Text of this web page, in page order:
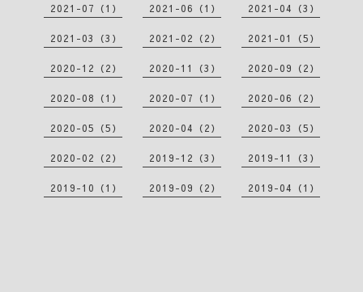
2021-07（1） 2021-06（1） 2021-04（3）
2021-03（3） 2021-02（2） 2021-01（5）
2020-12（2） 2020-11（3） 2020-09（2）
2020-08（1） 2020-07（1） 2020-06（2）
2020-05（5） 2020-04（2） 2020-03（5）
2020-02（2） 2019-12（3） 2019-11（3）
2019-10（1） 2019-09（2） 2019-04（1）